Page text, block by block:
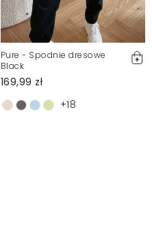
Pure - Spodnie dresowe
Black
169,99 zł
+18